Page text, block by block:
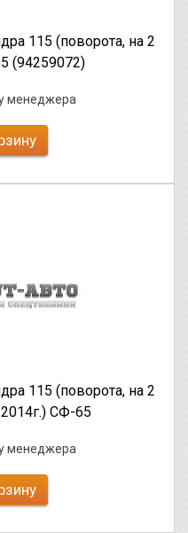
115 (поворота, на 2
(94259072)
менеджера
115 (поворота, на 2
СФ-65
менеджера